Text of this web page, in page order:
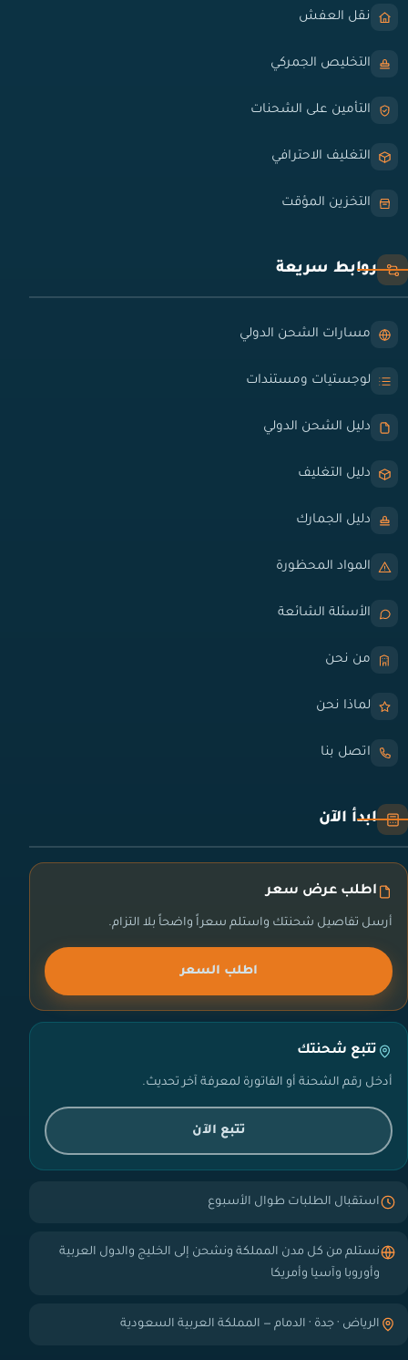
نقل العفش
التخليص الجمركي
التأمين على الشحنات
التغليف الاحترافي
التخزين المؤقت
روابط سريعة
مسارات الشحن الدولي
لوجستيات ومستندات
دليل الشحن الدولي
دليل التغليف
دليل الجمارك
المواد المحظورة
الأسئلة الشائعة
من نحن
لماذا نحن
اتصل بنا
ابدأ الآن
اطلب عرض سعر
أرسل تفاصيل شحنتك واستلم سعراً واضحاً بلا التزام.
اطلب السعر
تتبع شحنتك
أدخل رقم الشحنة أو الفاتورة لمعرفة آخر تحديث.
تتبع الآن
استقبال الطلبات طوال الأسبوع
نستلم من كل مدن المملكة ونشحن إلى الخليج والدول العربية
وأوروبا وآسيا وأمريكا
الرياض · جدة · الدمام — المملكة العربية السعودية